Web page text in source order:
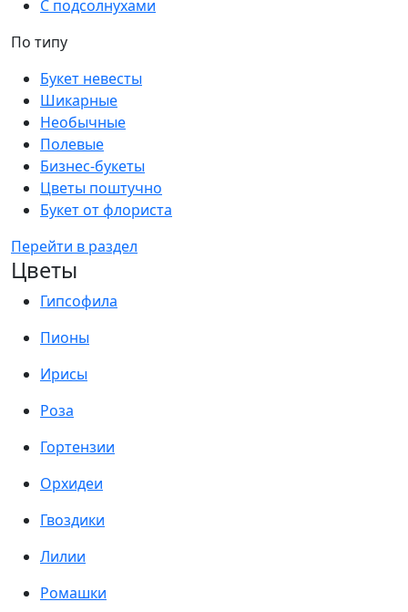
С подсолнухами
По типу
Букет невесты
Шикарные
Необычные
Полевые
Бизнес-букеты
Цветы поштучно
Букет от флориста
Перейти в раздел
Цветы
Гипсофила
Пионы
Ирисы
Роза
Гортензии
Орхидеи
Гвоздики
Лилии
Ромашки